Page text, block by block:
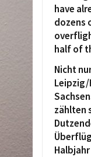
have
dozens
half of
Nicht
Leipzig/
zählten
Halbjahr